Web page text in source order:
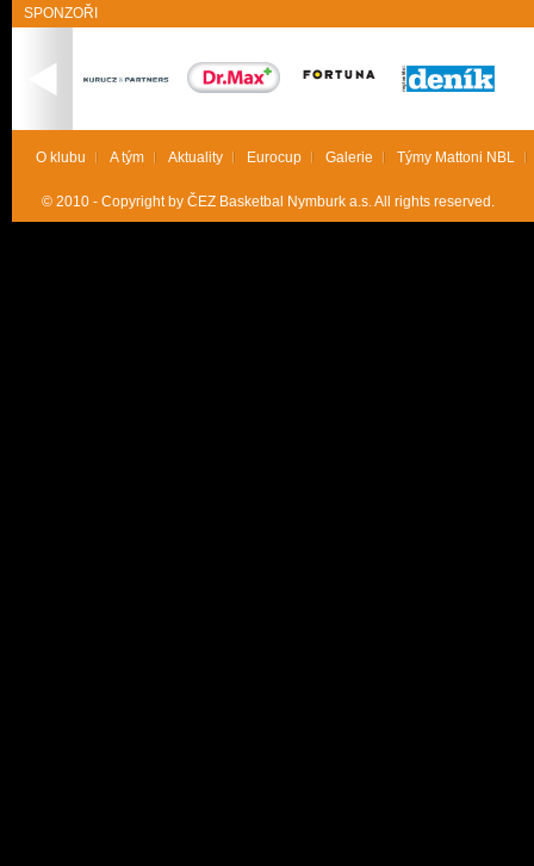
SPONZOŘI
O klubu A tým Aktuality Eurocup Galerie Týmy Mattoni NBL
© 2010 - Copyright by ČEZ Basketbal Nymburk a.s. All rights reserved.